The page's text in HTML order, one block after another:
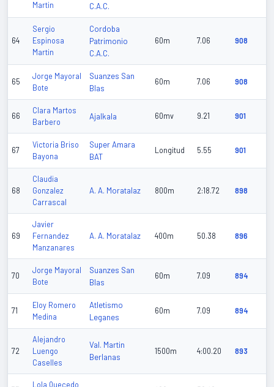
Martin
C.A.C.
64
Sergio
Espinosa
Martin
Cordoba
Patrimonio
C.A.C.
60m 7.06 908
65
Jorge Mayoral
Bote
Suanzes San
Blas
60m 7.06 908
66
Clara Martos
Barbero
Ajalkala 60mv 9.21 901
67
Victoria Briso
Bayona
Super Amara
BAT
Longitud 5.55 901
68
Claudia
Gonzalez
Carrascal
A. A. Moratalaz 800m 2:18.72 898
69
Javier
Fernandez
Manzanares
A. A. Moratalaz 400m 50.38 896
70
Jorge Mayoral
Bote
Suanzes San
Blas
60m 7.09 894
71
Eloy Romero
Medina
Atletismo
Leganes
60m 7.09 894
72
Alejandro
Luengo
Caselles
Val. Martin
Berlanas
1500m 4:00.20 893
Lola Quecedo